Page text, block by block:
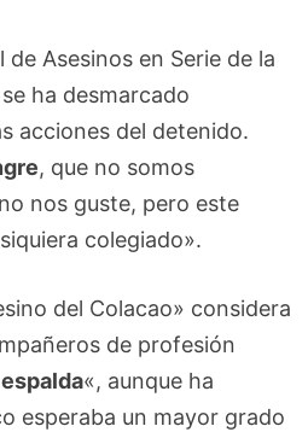
Asesinos en Serie de la
ha desmarcado
acciones del detenido.
, que no somos
nos guste, pero este
colegiado».
del Colacao» considera
de profesión
«, aunque ha
esperaba un mayor grado